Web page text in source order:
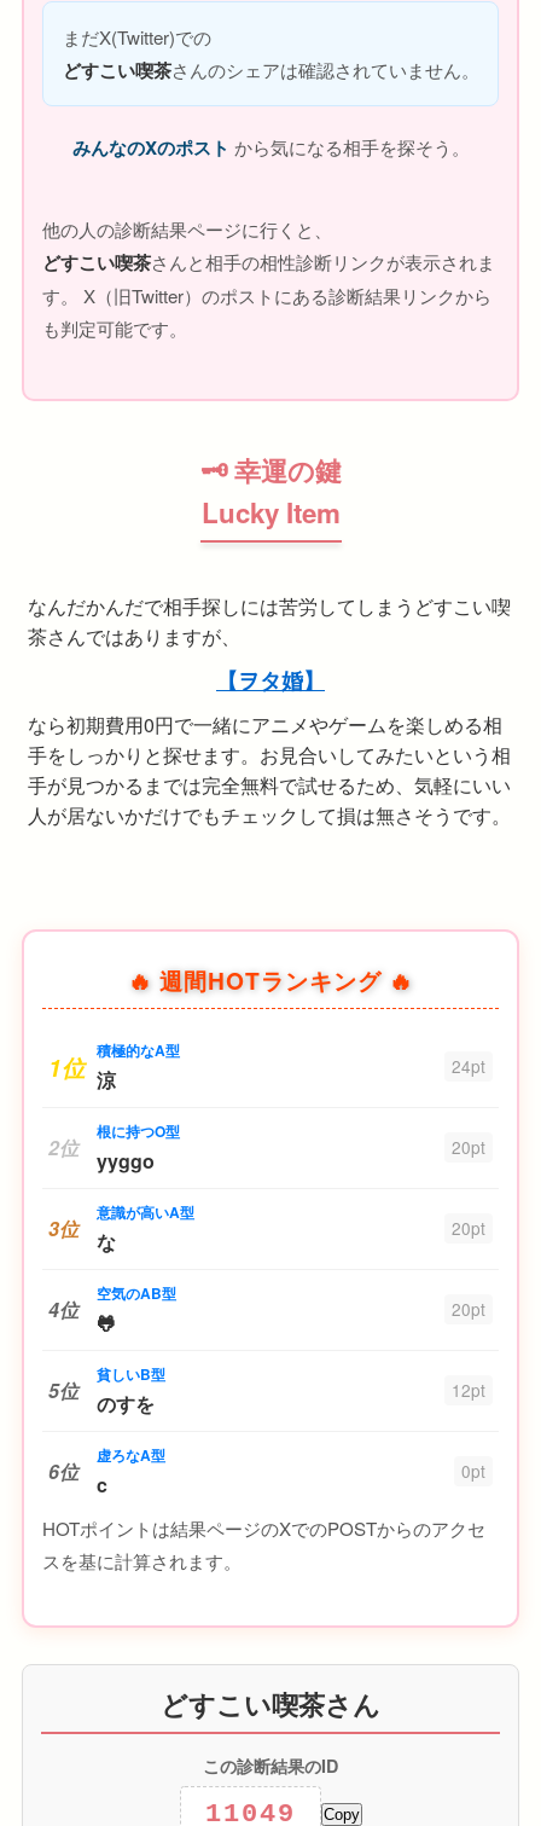
まだX(Twitter)での
どすこい喫茶さんのシェアは確認されていません。
みんなのXのポスト から気になる相手を探そう。
他の人の診断結果ページに行くと、
どすこい喫茶さんと相手の相性診断リンクが表示されま
す。 X（旧Twitter）のポストにある診断結果リンクから
も判定可能です。
🗝 幸運の鍵
Lucky Item
なんだかんだで相手探しには苦労してしまうどすこい喫
茶さんではありますが、
【ヲタ婚】
なら初期費用0円で一緒にアニメやゲームを楽しめる相
手をしっかりと探せます。お見合いしてみたいという相
手が見つかるまでは完全無料で試せるため、気軽にいい
人が居ないかだけでもチェックして損は無さそうです。
🔥 週間HOTランキング 🔥
1位 積極的なA型
涼 24pt
2位
根に持つO型
yyggo 20pt
3位
意識が高いA型
な 20pt
4位
空気のAB型
🐸 20pt
5位
貧しいB型
のすを 12pt
6位
虚ろなA型
c 0pt
HOTポイントは結果ページのXでのPOSTからのアクセ
スを基に計算されます。
どすこい喫茶さん
この診断結果のID
11049 Copy